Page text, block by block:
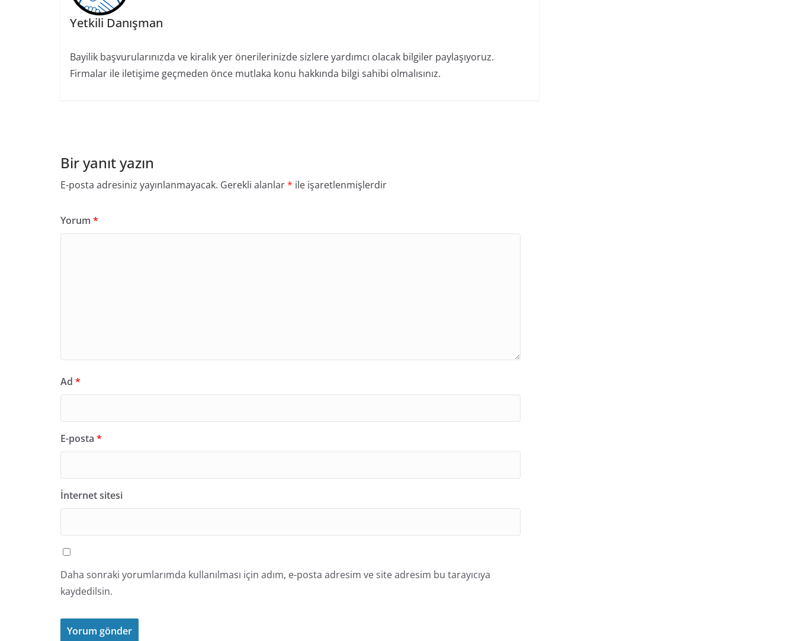
Yetkili Danışman
Bayilik başvurularınızda ve kiralık yer önerilerinizde sizlere yardımcı olacak bilgiler paylaşıyoruz.
Firmalar ile iletişime geçmeden önce mutlaka konu hakkında bilgi sahibi olmalısınız.
Bir yanıt yazın
E-posta adresiniz yayınlanmayacak. Gerekli alanlar* ile işaretlenmişlerdir
Yorum *
Ad *
E-posta *
İnternet sitesi
Daha sonraki yorumlarımda kullanılması için adım, e-posta adresim ve site adresim bu tarayıcıya
kaydedilsin.